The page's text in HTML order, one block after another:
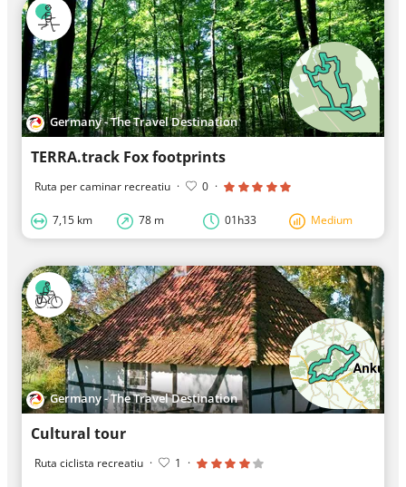
Germany - The Travel Destination
TERRA.track Fox footprints
Ruta per caminar recreatiu · 0 ·
7,15 km 78 m 01h33 Medium
Germany - The Travel Destination
Cultural tour
Ruta ciclista recreatiu · 1 ·